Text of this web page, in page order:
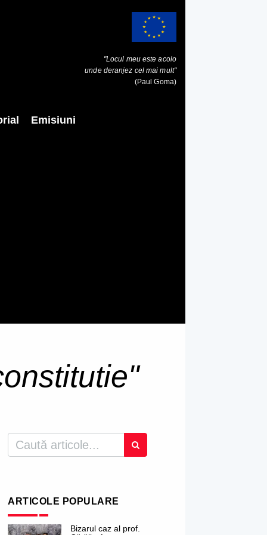
"Locul meu este acolo
unde deranjez cel mai mult"
(Paul Goma)
Emisiuni
ARTICOLE POPULARE
Bizarul caz al prof.